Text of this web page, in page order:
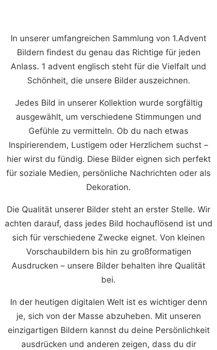
In unserer umfangreichen Sammlung von 1.Advent
Bildern findest du genau das Richtige für jeden
Anlass. 1 advent englisch steht für die Vielfalt und
Schönheit, die unsere Bilder auszeichnen.
Jedes Bild in unserer Kollektion wurde sorgfältig
ausgewählt, um verschiedene Stimmungen und
Gefühle zu vermitteln. Ob du nach etwas
Inspirierendem, Lustigem oder Herzlichem suchst –
hier wirst du fündig. Diese Bilder eignen sich perfekt
für soziale Medien, persönliche Nachrichten oder als
Dekoration.
Die Qualität unserer Bilder steht an erster Stelle. Wir
achten darauf, dass jedes Bild hochauflösend ist und
sich für verschiedene Zwecke eignet. Von kleinen
Vorschaubildern bis hin zu großformatigen
Ausdrucken – unsere Bilder behalten ihre Qualität
bei.
In der heutigen digitalen Welt ist es wichtiger denn
je, sich von der Masse abzuheben. Mit unseren
einzigartigen Bildern kannst du deine Persönlichkeit
ausdrücken und anderen zeigen, dass du dir